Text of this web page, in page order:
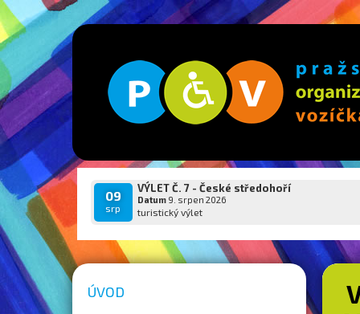
09
srp
VÝLET Č. 7 - České středohoří
Datum9. srpen 2026
turistický výlet
ÚVOD